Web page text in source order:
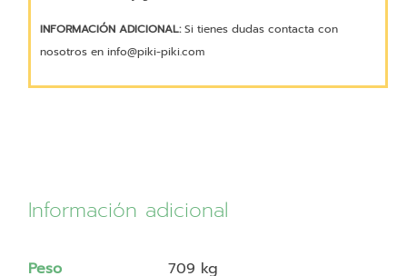
INFORMACIÓN ADICIONAL:Si tienes dudas contacta con
nosotros en info@piki-piki.com
Información adicional
Peso
709 kg